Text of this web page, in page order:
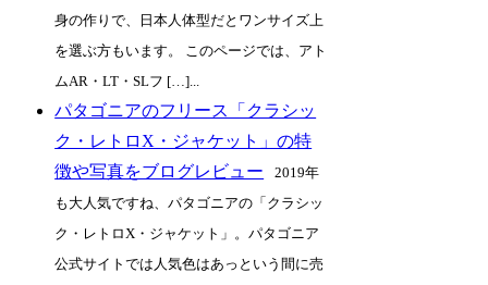
身の作りで、日本人体型だとワンサイズ上
を選ぶ方もいます。 このページでは、アト
ムAR・LT・SLフ […]...
パタゴニアのフリース「クラシッ
ク・レトロX・ジャケット」の特
徴や写真をブログレビュー
2019年
も大人気ですね、パタゴニアの「クラシッ
ク・レトロX・ジャケット」。パタゴニア
公式サイトでは人気色はあっという間に売